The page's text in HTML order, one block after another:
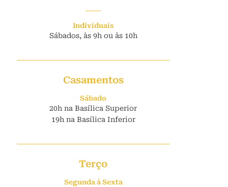
Individuais
Sábados, às 9h ou às 10h
Casamentos
Sábado
20h na Basílica Superior
19h na Basílica Inferior
Terço
Segunda à Sexta